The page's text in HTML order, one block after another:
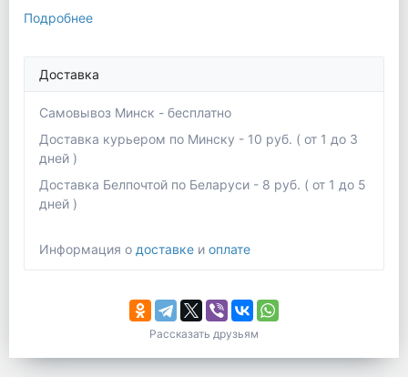
Подробнее
Доставка
Самовывоз Минск - бесплатно
Доставка курьером по Минску - 10 руб. ( от 1 до 3
дней )
Доставка Белпочтой по Беларуси - 8 руб. ( от 1 до 5
дней )
Информация о доставке и оплате
Рассказать друзьям